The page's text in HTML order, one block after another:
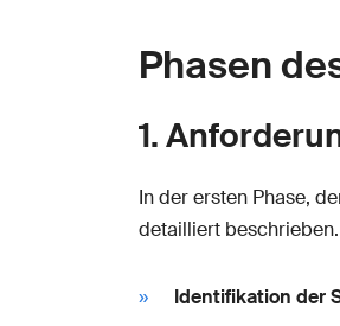
Phasen
1.
In der ersten Phase,
detailliert
Identifikation der